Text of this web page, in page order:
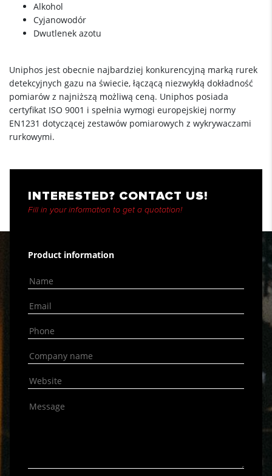
Alkohol
Cyjanowodór
Dwutlenek azotu
Uniphos jest obecnie najbardziej konkurencyjną marką rurek
detekcyjnych gazu na świecie, łączącą niezwykłą dokładność
pomiarów z najniższą możliwą ceną. Uniphos posiada
certyfikat ISO 9001 i spełnia wymogi europejskiej normy
EN1231 dotyczącej zestawów pomiarowych z wykrywaczami
rurkowymi.
INTERESTED? CONTACT US!
Fill in your information to get a quotation!
Product information